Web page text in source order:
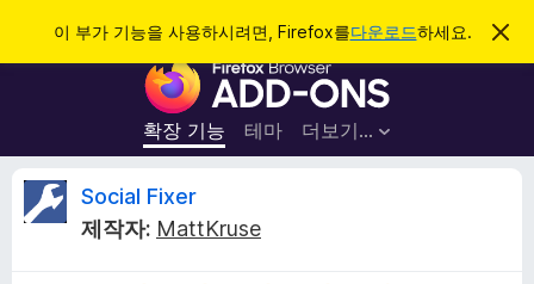
이 부가 기능을 사용하시려면, Firefox를다운로드하세요.
이
림
F
r
e
확장 기능 테마 더보기…
로그인
S
Social Fixer
제작자: MattKruse